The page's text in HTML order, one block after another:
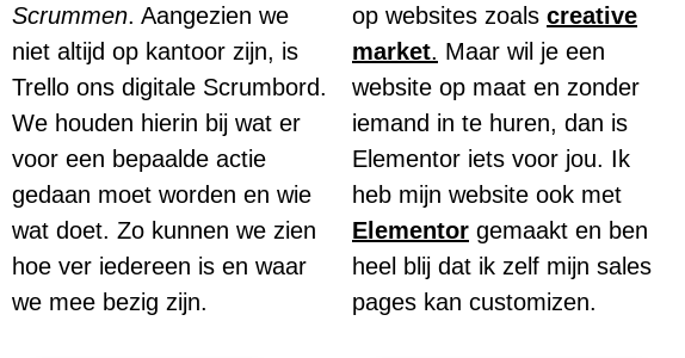
Scrummen. Aangezien we
niet altijd op kantoor zijn, is
Trello ons digitale Scrumbord.
We houden hierin bij wat er
voor een bepaalde actie
gedaan moet worden en wie
wat doet. Zo kunnen we zien
hoe ver iedereen is en waar
we mee bezig zijn.
op websites zoals creative
market. Maar wil je een
website op maat en zonder
iemand in te huren, dan is
Elementor iets voor jou. Ik
heb mijn website ook met
Elementor gemaakt en ben
heel blij dat ik zelf mijn sales
pages kan customizen.